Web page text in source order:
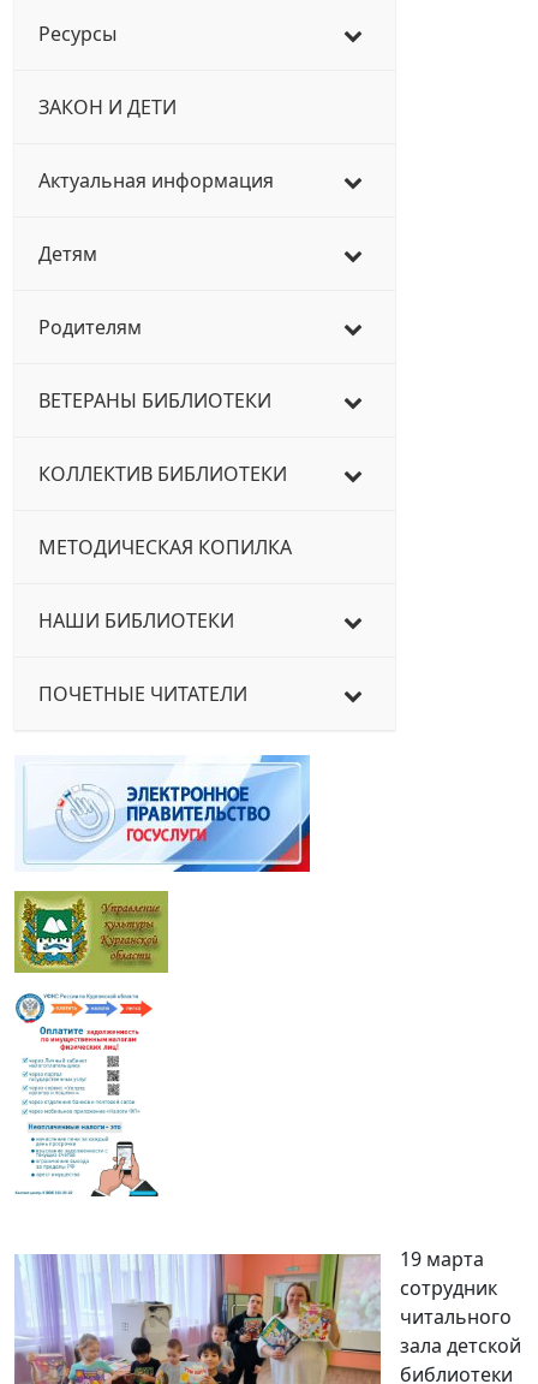
Ресурсы
ЗАКОН И ДЕТИ
Актуальная информация
Детям
Родителям
ВЕТЕРАНЫ БИБЛИОТЕКИ
КОЛЛЕКТИВ БИБЛИОТЕКИ
МЕТОДИЧЕСКАЯ КОПИЛКА
НАШИ БИБЛИОТЕКИ
ПОЧЕТНЫЕ ЧИТАТЕЛИ
19 марта
сотрудник
читального
зала детской
библиотеки